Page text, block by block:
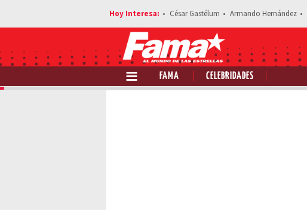
César Gastélum Armando Hernández
FAMA CELEBRIDADES